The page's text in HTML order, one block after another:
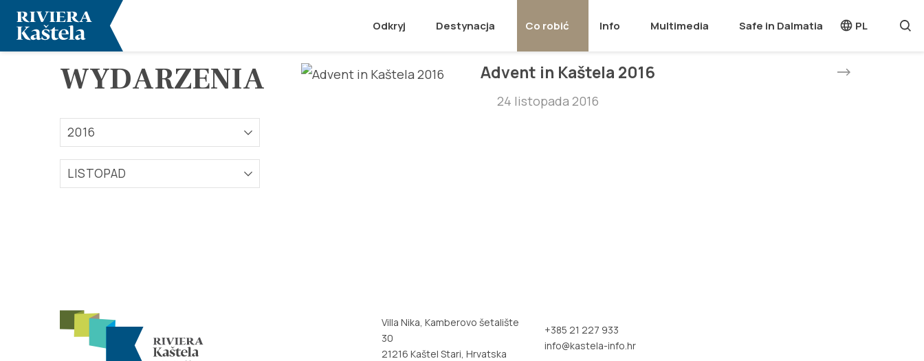
Odkryj Destynacja Co robić Info Multimedia Safe in Dalmatia PL
WYDARZENIA
2016
LISTOPAD
Advent in Kaštela 2016
24 listopada 2016
Villa Nika, Kamberovo šetalište
30
21216 Kaštel Stari, Hrvatska
+385 21 227 933
info@kastela-info.hr